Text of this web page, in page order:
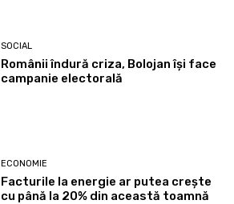
SOCIAL
Românii îndură criza, Bolojan își face
campanie electorală
ECONOMIE
Facturile la energie ar putea crește
cu până la 20% din această toamnă